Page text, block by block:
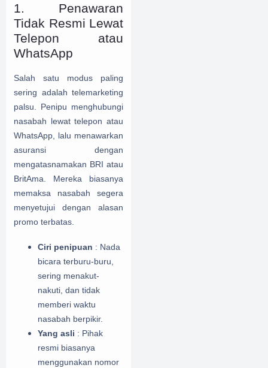
1. Penawaran
Tidak Resmi Lewat
Telepon atau
WhatsApp
Salah satu modus paling
sering adalah telemarketing
palsu. Penipu menghubungi
nasabah lewat telepon atau
WhatsApp, lalu menawarkan
asuransi dengan
mengatasnamakan BRI atau
BritAma. Mereka biasanya
memaksa nasabah segera
menyetujui dengan alasan
promo terbatas.
Ciri penipuan : Nada
bicara terburu-buru,
sering menakut-
nakuti, dan tidak
memberi waktu
nasabah berpikir.
Yang asli : Pihak
resmi biasanya
menggunakan nomor